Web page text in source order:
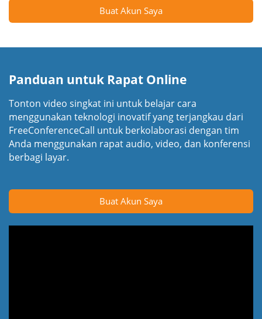
Buat Akun Saya
Panduan untuk Rapat Online
Tonton video singkat ini untuk belajar cara
menggunakan teknologi inovatif yang terjangkau dari
FreeConferenceCall untuk berkolaborasi dengan tim
Anda menggunakan rapat audio, video, dan konferensi
berbagi layar.
Buat Akun Saya